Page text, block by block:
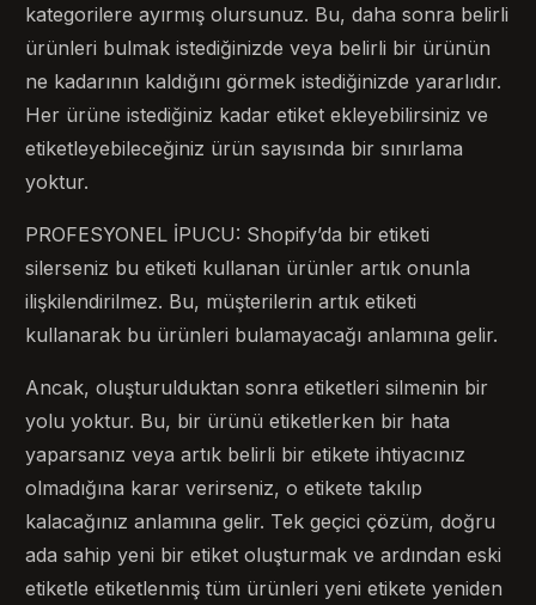
kategorilere ayırmış olursunuz. Bu, daha sonra belirli
ürünleri bulmak istediğinizde veya belirli bir ürünün
ne kadarının kaldığını görmek istediğinizde yararlıdır.
Her ürüne istediğiniz kadar etiket ekleyebilirsiniz ve
etiketleyebileceğiniz ürün sayısında bir sınırlama
yoktur.
PROFESYONEL İPUCU: Shopify’da bir etiketi
silerseniz bu etiketi kullanan ürünler artık onunla
ilişkilendirilmez. Bu, müşterilerin artık etiketi
kullanarak bu ürünleri bulamayacağı anlamına gelir.
Ancak, oluşturulduktan sonra etiketleri silmenin bir
yolu yoktur. Bu, bir ürünü etiketlerken bir hata
yaparsanız veya artık belirli bir etikete ihtiyacınız
olmadığına karar verirseniz, o etikete takılıp
kalacağınız anlamına gelir. Tek geçici çözüm, doğru
ada sahip yeni bir etiket oluşturmak ve ardından eski
etiketle etiketlenmiş tüm ürünleri yeni etikete yeniden